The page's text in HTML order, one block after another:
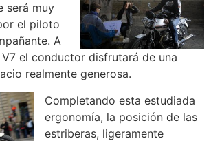
será muy
el piloto
A
el conductor disfrutará de una
realmente generosa.
Completando esta estudiada
ergonomía, la posición de las
estriberas, ligeramente